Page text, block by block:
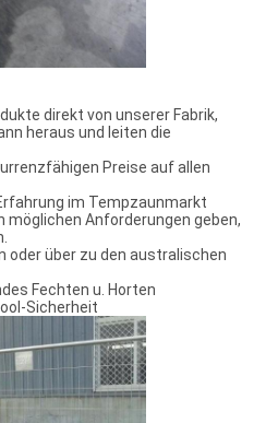
direkt von unserer Fabrik,
heraus und leiten die
Preise auf allen
im Tempzaunmarkt
möglichen Anforderungen geben,
oder über zu den australischen
Fechten u. Horten
Sicherheit